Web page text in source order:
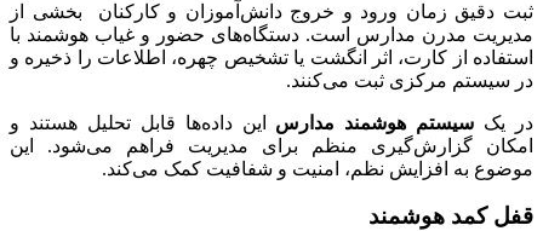
ثبت دقیق زمان ورود و خروج دانش‌آموزان و کارکنان بخشی از
مدیریت مدرن مدارس است. دستگاه‌های حضور و غیاب هوشمند با
استفاده از کارت، اثر انگشت یا تشخیص چهره، اطلاعات را ذخیره و
در سیستم مرکزی ثبت می‌کنند.
در یک سیستم هوشمند مدارس این داده‌ها قابل تحلیل هستند و
امکان گزارش‌گیری منظم برای مدیریت فراهم می‌شود. این
موضوع به افزایش نظم، امنیت و شفافیت کمک می‌کند.
قفل کمد هوشمند